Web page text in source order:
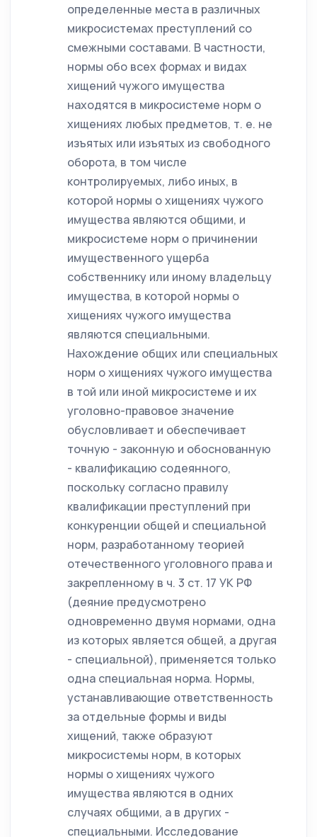
определенные места в различных
микросистемах преступлений со
смежными составами. В частности,
нормы обо всех формах и видах
хищений чужого имущества
находятся в микросистеме норм о
хищениях любых предметов, т. е. не
изъятых или изъятых из свободного
оборота, в том числе
контролируемых, либо иных, в
которой нормы о хищениях чужого
имущества являются общими, и
микросистеме норм о причинении
имущественного ущерба
собственнику или иному владельцу
имущества, в которой нормы о
хищениях чужого имущества
являются специальными.
Нахождение общих или специальных
норм о хищениях чужого имущества
в той или иной микросистеме и их
уголовно-правовое значение
обусловливает и обеспечивает
точную - законную и обоснованную
- квалификацию содеянного,
поскольку согласно правилу
квалификации преступлений при
конкуренции общей и специальной
норм, разработанному теорией
отечественного уголовного права и
закрепленному в ч. 3 ст. 17 УК РФ
(деяние предусмотрено
одновременно двумя нормами, одна
из которых является общей, а другая
- специальной), применяется только
одна специальная норма. Нормы,
устанавливающие ответственность
за отдельные формы и виды
хищений, также образуют
микросистемы норм, в которых
нормы о хищениях чужого
имущества являются в одних
случаях общими, а в других -
специальными. Исследование